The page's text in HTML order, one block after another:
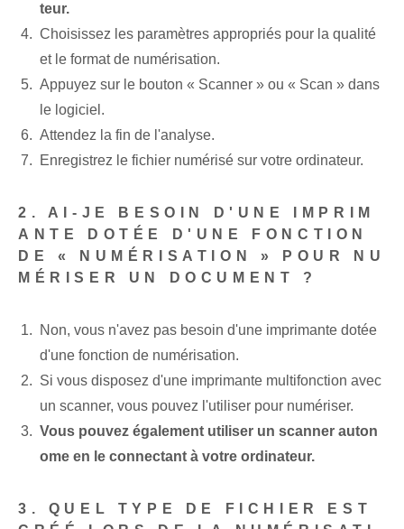
teur.
Choisissez les paramètres appropriés pour la qualité
et le format de numérisation.
Appuyez sur le bouton « Scanner » ou « Scan » dans
le logiciel.
Attendez la fin de l'analyse.
Enregistrez le fichier numérisé sur votre ordinateur.
2. AI-JE BESOIN D'UNE IMPRIM
ANTE DOTÉE D'UNE FONCTION
DE « NUMÉRISATION » POUR NU
MÉRISER UN DOCUMENT ?
Non, vous n'avez pas besoin d'une imprimante dotée
d'une fonction de numérisation.
Si vous disposez d'une imprimante multifonction avec
un scanner, vous pouvez l'utiliser pour numériser.
Vous pouvez également utiliser un scanner auton
ome en le connectant à votre ordinateur.
3. QUEL TYPE DE FICHIER EST